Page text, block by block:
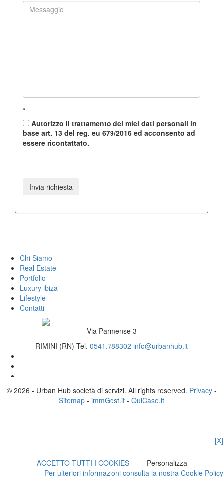
*
Autorizzo il trattamento dei miei dati personali in
base art. 13 del reg. eu 679/2016 ed acconsento ad
essere ricontattato.
Chi Siamo
Real Estate
Portfolio
Luxury ibiza
Lifestyle
Contatti
Via Parmense 3
RIMINI (RN) Tel. 0541.788302 info@urbanhub.it
© 2026 - Urban Hub società di servizi. All rights reserved. Privacy-
Sitemap - immGest.it - QuiCase.it
[X]
ACCETTO TUTTI I COOKIES
Personalizza
Per ulteriori informazioni consulta la nostra Cookie Policy